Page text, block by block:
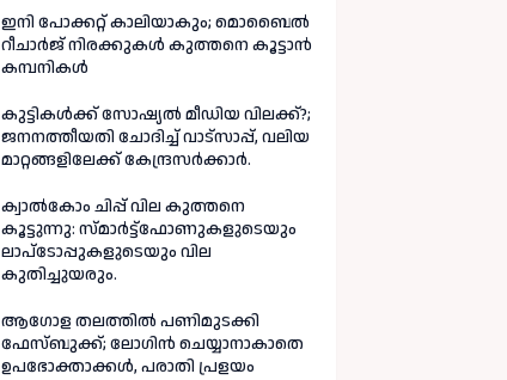
ഇനി പോക്കറ്റ് കാലിയാകും; മൊബൈൽ
റീചാർജ് നിരക്കുകൾ കുത്തനെ കൂട്ടാൻ
കമ്പനികൾ
കുട്ടികൾക്ക് സോഷ്യൽ മീഡിയ വിലക്ക്?;
ജനനത്തീയതി ചോദിച്ച് വാട്‌സാപ്പ്, വലിയ
മാറ്റങ്ങളിലേക്ക് കേന്ദ്രസർക്കാർ.
ക്വാൽകോം ചിപ്പ് വില കുത്തനെ
കൂട്ടുന്നു: സ്മാർട്ട്ഫോണുകളുടെയും
ലാപ്ടോപ്പുകളുടെയും വില
കുതിച്ചുയരും.
ആഗോള തലത്തിൽ പണിമുടക്കി
ഫേസ്ബുക്ക്; ലോഗിന്‍ ചെയ്യാനാകാതെ
ഉപഭോക്താക്കള്‍, പരാതി പ്രളയം